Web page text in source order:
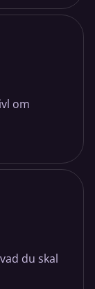
om
du skal